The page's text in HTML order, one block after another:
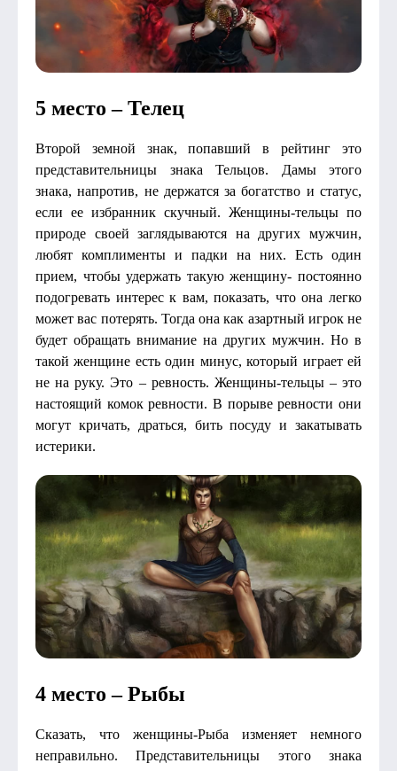
5 место – Телец
Второй земной знак, попавший в рейтинг это
представительницы знака Тельцов. Дамы этого
знака, напротив, не держатся за богатство и статус,
если ее избранник скучный. Женщины-тельцы по
природе своей заглядываются на других мужчин,
любят комплименты и падки на них. Есть один
прием, чтобы удержать такую женщину- постоянно
подогревать интерес к вам, показать, что она легко
может вас потерять. Тогда она как азартный игрок не
будет обращать внимание на других мужчин. Но в
такой женщине есть один минус, который играет ей
не на руку. Это – ревность. Женщины-тельцы – это
настоящий комок ревности. В порыве ревности они
могут кричать, драться, бить посуду и закатывать
истерики.
4 место – Рыбы
Сказать, что женщины-Рыба изменяет немного
неправильно. Представительницы этого знака